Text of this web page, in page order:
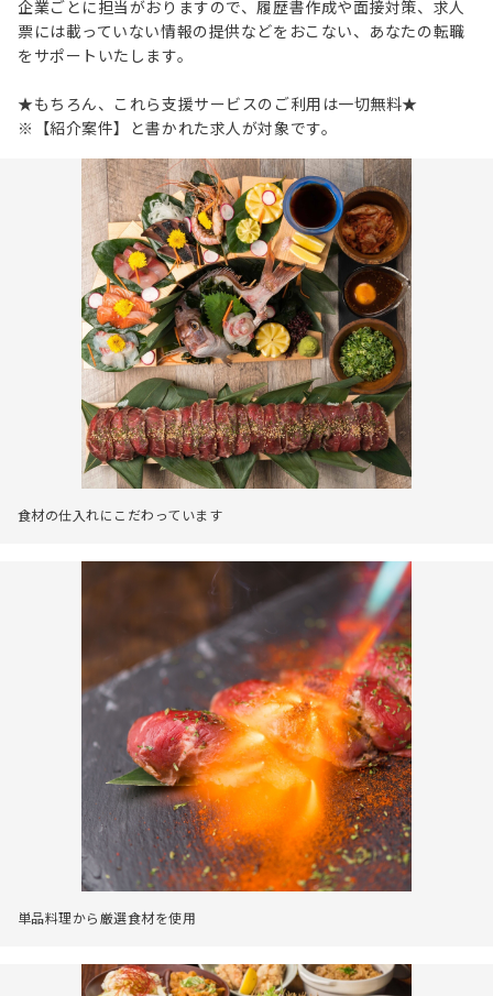
企業ごとに担当がおりますので、履歴書作成や面接対策、求人
票には載っていない情報の提供などをおこない、あなたの転職
をサポートいたします。
★もちろん、これら支援サービスのご利用は一切無料★
※【紹介案件】と書かれた求人が対象です。
食材の仕入れにこだわっています
単品料理から厳選食材を使用